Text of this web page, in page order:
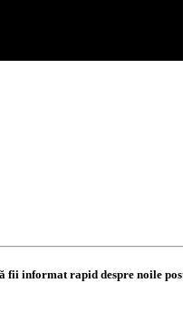
fii informat rapid despre noile